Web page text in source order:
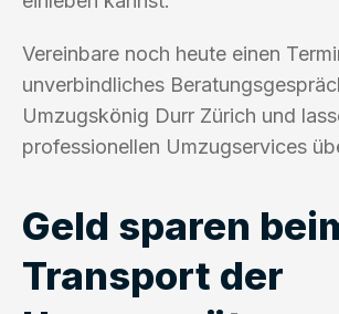
Vereinbare noch heute einen
unverbindliches
Umzugskönig Durr Zürich und
professionellen Umzugservices
Geld sparen
Transport der